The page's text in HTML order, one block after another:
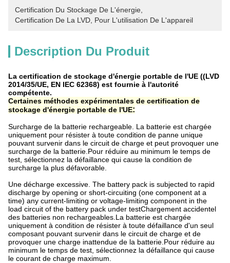
Certification Du Stockage De L'énergie
Certification De La LVD Pour L'utilisation De L'appareil
Description Du Produit
La certification de stockage d'énergie portable de l'UE ((LVD
2014/35/UE, EN IEC 62368) est fournie à l'autorité
compétente.
Certaines méthodes expérimentales de certification de
stockage d'énergie portable de l'UE:
Surcharge de la batterie rechargeable. La batterie est chargée
uniquement pour résister à toute condition de panne unique
pouvant survenir dans le circuit de charge et peut provoquer une
surcharge de la batterie.Pour réduire au minimum le temps de
test, sélectionnez la défaillance qui cause la condition de
surcharge la plus défavorable.
Une décharge excessive. The battery pack is subjected to rapid
discharge by opening or short-circuiting (one component at a
time) any current-limiting or voltage-limiting component in the
load circuit of the battery pack under testChargement accidentel
des batteries non rechargeables.La batterie est chargée
uniquement à condition de résister à toute défaillance d'un seul
composant pouvant survenir dans le circuit de charge et de
provoquer une charge inattendue de la batterie.Pour réduire au
minimum le temps de test, sélectionnez la défaillance qui cause
le courant de charge maximum.